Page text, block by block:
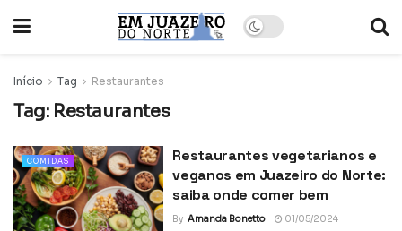
Início Tag Restaurantes
Tag: Restaurantes
COMIDAS
Restaurantes vegetarianos e
veganos em Juazeiro do Norte:
saiba onde comer bem
By Amanda Bonetto 01/05/2024